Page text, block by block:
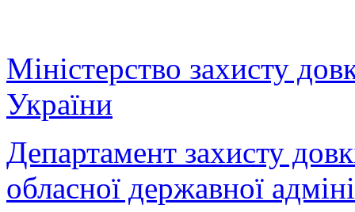
Міністерство захисту
України
Департамент захисту
обласної державної